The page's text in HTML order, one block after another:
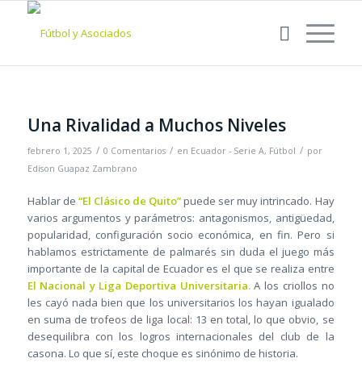
Una Rivalidad a Muchos Niveles
febrero 1, 2025 / 0 Comentarios / en Ecuador - Serie A, Fútbol / por
Edison Guapaz Zambrano
Hablar de “El Clásico de Quito”puede ser muy intrincado. Hay
varios argumentos y parámetros: antagonismos, antigüedad,
popularidad, configuración socio económica, en fin. Pero si
hablamos estrictamente de palmarés sin duda el juego más
importante de la capital de Ecuador es el que se realiza entre
El Nacional y Liga Deportiva Universitaria.A los criollos no
les cayó nada bien que los universitarios los hayan igualado
en suma de trofeos de liga local: 13 en total, lo que obvio, se
desequilibra con los logros internacionales del club de la
casona. Lo que sí, este choque es sinónimo de historia.